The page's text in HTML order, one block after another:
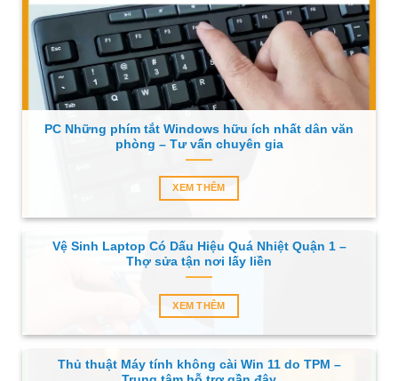
PC Những phím tắt Windows hữu ích nhất dân văn
phòng – Tư vấn chuyên gia
XEM THÊM
Vệ Sinh Laptop Có Dấu Hiệu Quá Nhiệt Quận 1 –
Thợ sửa tận nơi lấy liền
XEM THÊM
Thủ thuật Máy tính không cài Win 11 do TPM –